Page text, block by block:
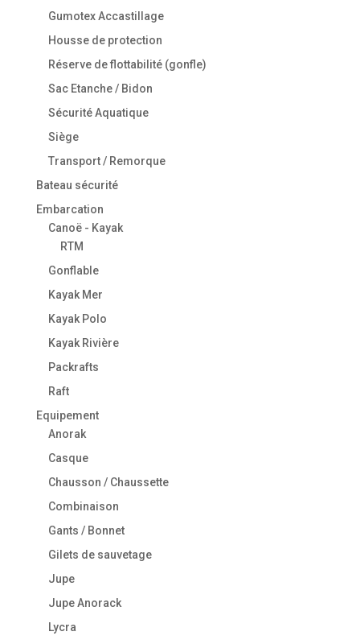
Gumotex Accastillage
Housse de protection
Réserve de flottabilité (gonfle)
Sac Etanche / Bidon
Sécurité Aquatique
Siège
Transport / Remorque
Bateau sécurité
Embarcation
Canoë - Kayak
RTM
Gonflable
Kayak Mer
Kayak Polo
Kayak Rivière
Packrafts
Raft
Equipement
Anorak
Casque
Chausson / Chaussette
Combinaison
Gants / Bonnet
Gilets de sauvetage
Jupe
Jupe Anorack
Lycra